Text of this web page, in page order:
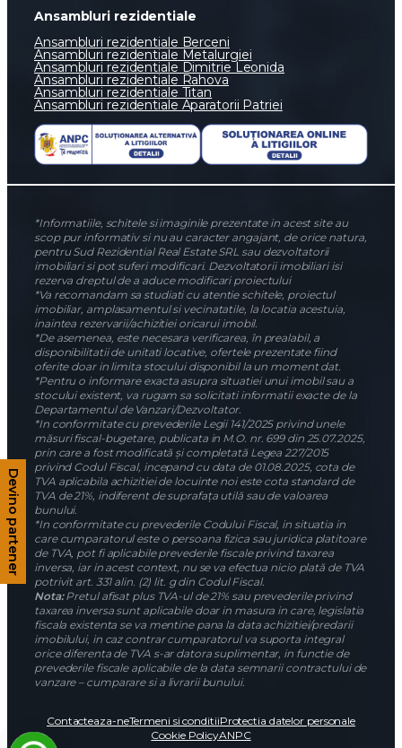
Ansambluri rezidentiale
Ansambluri rezidentiale Berceni
Ansambluri rezidentiale Metalurgiei
Ansambluri rezidentiale Dimitrie Leonida
Ansambluri rezidentiale Rahova
Ansambluri rezidentiale Titan
Ansambluri rezidentiale Aparatorii Patriei
*Informatiile, schitele si imaginile prezentate in acest site au
scop pur informativ si nu au caracter angajant, de orice natura,
pentru Sud Rezidential Real Estate SRL sau dezvoltatorii
imobiliari si pot suferi modificari. Dezvoltatorii imobiliari isi
rezerva dreptul de a aduce modificari proiectului
*Va recomandam sa studiati cu atentie schitele, proiectul
imobiliar, amplasamentul si vecinatatile, la locatia acestuia,
inaintea rezervarii/achizitiei oricarui imobil.
*De asemenea, este necesara verificarea, în prealabil, a
disponibilitatii de unitati locative, ofertele prezentate fiind
oferite doar in limita stocului disponibil la un moment dat.
*Pentru o informare exacta asupra situatiei unui imobil sau a
stocului existent, va rugam sa solicitati informatii exacte de la
Departamentul de Vanzari/Dezvoltator.
*In conformitate cu prevederile Legii 141/2025 privind unele
măsuri fiscal-bugetare, publicata in M.O. nr. 699 din 25.07.2025,
prin care a fost modificată și completată Legea 227/2015
privind Codul Fiscal, incepand cu data de 01.08.2025, cota de
TVA aplicabila achizitiei de locuinte noi este cota standard de
TVA de 21%, indiferent de suprafața utilă sau de valoarea
bunului.
*In conformitate cu prevederile Codului Fiscal, in situatia in
care cumparatorul este o persoana fizica sau juridica platitoare
de TVA, pot fi aplicabile prevederile fiscale privind taxarea
inversa, iar in acest context, nu se va efectua nicio plată de TVA
potrivit art. 331 alin. (2) lit. g din Codul Fiscal.
Nota:Pretul afisat plus TVA-ul de 21% sau prevederile privind
taxarea inversa sunt aplicabile doar in masura in care, legislatia
fiscala existenta se va mentine pana la data achizitiei/predarii
imobilului, in caz contrar cumparatorul va suporta integral
orice diferenta de TVA s-ar datora suplimentar, in functie de
prevederile fiscale aplicabile de la data semnarii contractului de
vanzare – cumparare si a livrarii bunului.
Contacteaza-neTermeni si conditiiProtectia datelor personale
Cookie PolicyANPC
Devino partener